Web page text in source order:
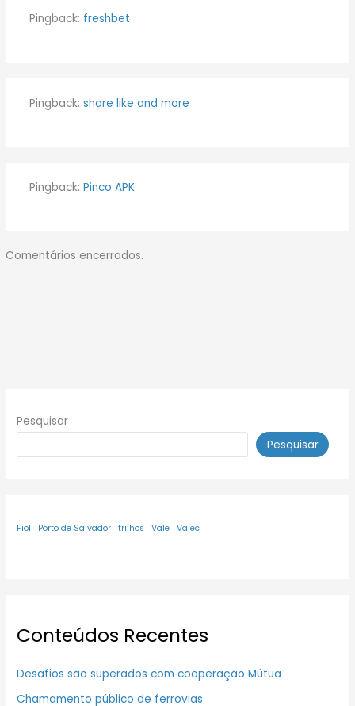
Pingback: freshbet
Pingback: share like and more
Pingback: Pinco APK
Comentários encerrados.
Pesquisar
Pesquisar
Fiol Porto de Salvador trilhos Vale Valec
Conteúdos Recentes
Desafios são superados com cooperação Mútua
Chamamento público de ferrovias